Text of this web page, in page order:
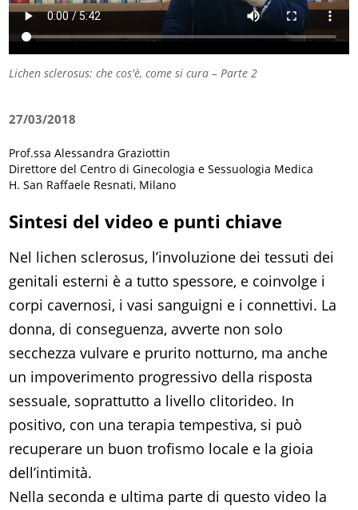
Lichen sclerosus: che cos'è, come si cura – Parte 2
27/03/2018
Prof.ssa Alessandra Graziottin
Direttore del Centro di Ginecologia e Sessuologia Medica
H. San Raffaele Resnati, Milano
Sintesi del video e punti chiave
Nel lichen sclerosus, l’involuzione dei tessuti dei
genitali esterni è a tutto spessore, e coinvolge i
corpi cavernosi, i vasi sanguigni e i connettivi. La
donna, di conseguenza, avverte non solo
secchezza vulvare e prurito notturno, ma anche
un impoverimento progressivo della risposta
sessuale, soprattutto a livello clitorideo. In
positivo, con una terapia tempestiva, si può
recuperare un buon trofismo locale e la gioia
dell’intimità.
Nella seconda e ultima parte di questo video la